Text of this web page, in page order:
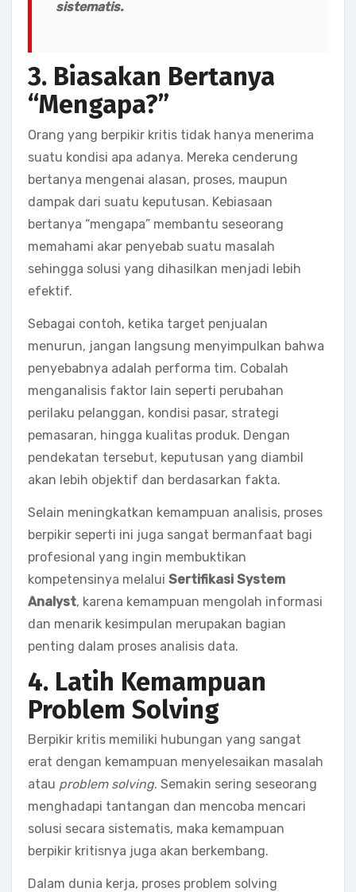
sistematis.
3. Biasakan Bertanya
“Mengapa?”
Orang yang berpikir kritis tidak hanya menerima
suatu kondisi apa adanya. Mereka cenderung
bertanya mengenai alasan, proses, maupun
dampak dari suatu keputusan. Kebiasaan
bertanya “mengapa” membantu seseorang
memahami akar penyebab suatu masalah
sehingga solusi yang dihasilkan menjadi lebih
efektif.
Sebagai contoh, ketika target penjualan
menurun, jangan langsung menyimpulkan bahwa
penyebabnya adalah performa tim. Cobalah
menganalisis faktor lain seperti perubahan
perilaku pelanggan, kondisi pasar, strategi
pemasaran, hingga kualitas produk. Dengan
pendekatan tersebut, keputusan yang diambil
akan lebih objektif dan berdasarkan fakta.
Selain meningkatkan kemampuan analisis, proses
berpikir seperti ini juga sangat bermanfaat bagi
profesional yang ingin membuktikan
kompetensinya melalui Sertifikasi System
Analyst, karena kemampuan mengolah informasi
dan menarik kesimpulan merupakan bagian
penting dalam proses analisis data.
4. Latih Kemampuan
Problem Solving
Berpikir kritis memiliki hubungan yang sangat
erat dengan kemampuan menyelesaikan masalah
atau problem solving. Semakin sering seseorang
menghadapi tantangan dan mencoba mencari
solusi secara sistematis, maka kemampuan
berpikir kritisnya juga akan berkembang.
Dalam dunia kerja, proses problem solving